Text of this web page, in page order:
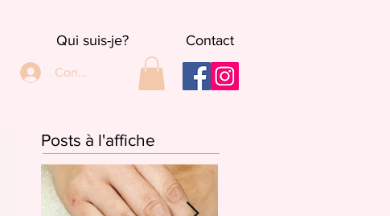
Qui suis-je? Contact
Connexion
Posts à l'affiche